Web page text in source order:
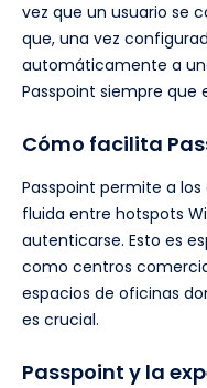
vez que un usuario se
que, una vez
automáticamente a
Passpoint siempre que
Cómo facilita
Passpoint permite a
fluida entre hotspots
autenticarse. Esto es
como centros
espacios de oficinas
es crucial.
Passpoint y la